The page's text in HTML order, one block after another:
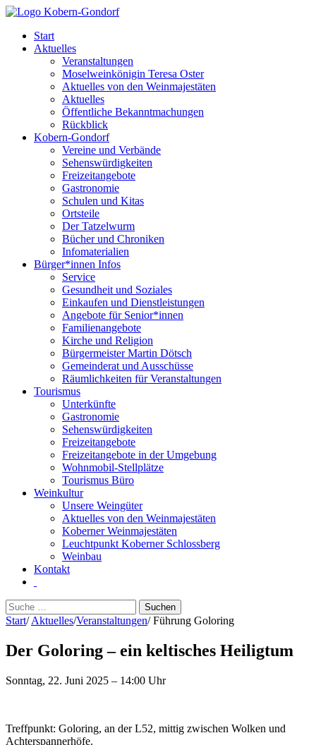
Start
Aktuelles
Veranstaltungen
Moselweinkönigin Teresa Oster
Aktuelles von den Weinmajestäten
Aktuelles
Öffentliche Bekanntmachungen
Rückblick
Kobern-Gondorf
Vereine und Verbände
Sehenswürdigkeiten
Freizeitangebote
Gastronomie
Schulen und Kitas
Ortsteile
Der Tatzelwurm
Bücher und Chroniken
Infomaterialien
Bürger*innen Infos
Service
Gesundheit und Soziales
Einkaufen und Dienstleistungen
Angebote für Senior*innen
Familienangebote
Kirche und Religion
Bürgermeister Martin Dötsch
Gemeinderat und Ausschüsse
Räumlichkeiten für Veranstaltungen
Tourismus
Unterkünfte
Gastronomie
Sehenswürdigkeiten
Freizeitangebote
Freizeitangebote in der Umgebung
Wohnmobil-Stellplätze
Tourismus Büro
Weinkultur
Unsere Weingüter
Aktuelles von den Weinmajestäten
Koberner Weinmajestäten
Leuchtpunkt Koberner Schlossberg
Weinbau
Kontakt
Suchen
nach:
Start/ Aktuelles/Veranstaltungen/ Führung Goloring
Der Goloring – ein keltisches Heiligtum
Sonntag, 22. Juni 2025 – 14:00 Uhr
Treffpunkt: Goloring, an der L52, mittig zwischen Wolken und
Achterspannerhöfe.